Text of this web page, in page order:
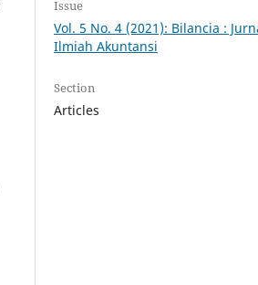
Issue
Vol. 5 No. 4 (2021): Bilancia :
Ilmiah Akuntansi
Section
Articles